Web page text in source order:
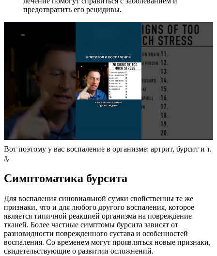
предотвратить его рецидивы.
Вот поэтому у вас воспаление в организме: артрит, бурсит и т.
д.
Симптоматика бурсита
Для воспаления синовиальной сумки свойственны те же
признаки, что и для любого другого воспаления, которое
является типичной реакцией организма на повреждение
тканей. Более частные симптомы бурсита зависят от
разновидности поврежденного сустава и особенностей
воспаления. Со временем могут проявляться новые признаки,
свидетельствующие о развитии осложнений.